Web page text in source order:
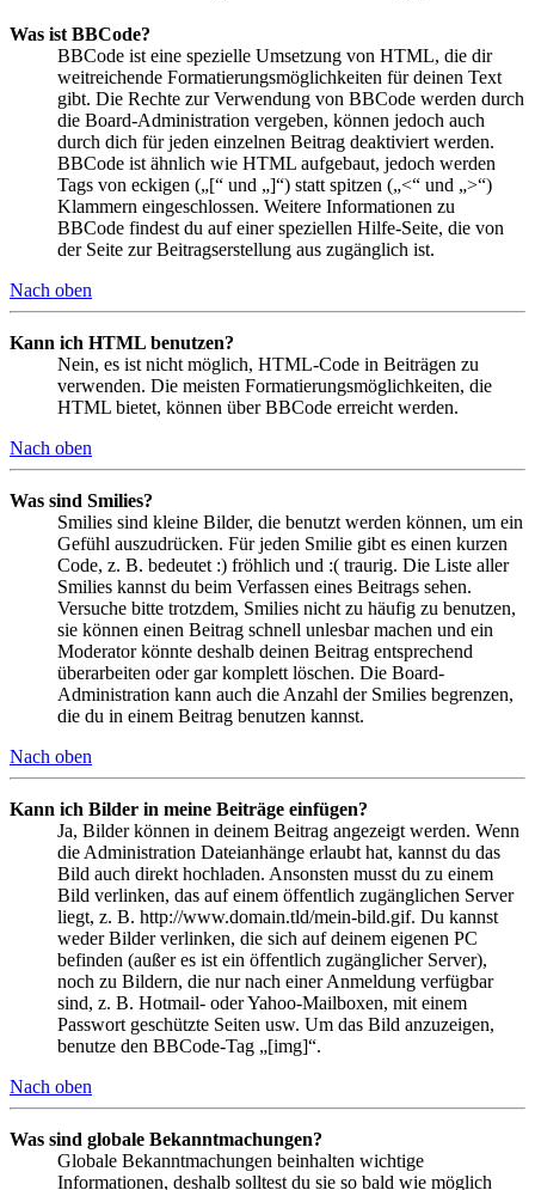
Was ist BBCode?
BBCode ist eine spezielle Umsetzung von HTML, die dir
weitreichende Formatierungsmöglichkeiten für deinen Text
gibt. Die Rechte zur Verwendung von BBCode werden durch
die Board-Administration vergeben, können jedoch auch
durch dich für jeden einzelnen Beitrag deaktiviert werden.
BBCode ist ähnlich wie HTML aufgebaut, jedoch werden
Tags von eckigen („[“ und „]“) statt spitzen („<“ und „>“)
Klammern eingeschlossen. Weitere Informationen zu
BBCode findest du auf einer speziellen Hilfe-Seite, die von
der Seite zur Beitragserstellung aus zugänglich ist.
Nach oben
Kann ich HTML benutzen?
Nein, es ist nicht möglich, HTML-Code in Beiträgen zu
verwenden. Die meisten Formatierungsmöglichkeiten, die
HTML bietet, können über BBCode erreicht werden.
Nach oben
Was sind Smilies?
Smilies sind kleine Bilder, die benutzt werden können, um ein
Gefühl auszudrücken. Für jeden Smilie gibt es einen kurzen
Code, z. B. bedeutet :) fröhlich und :( traurig. Die Liste aller
Smilies kannst du beim Verfassen eines Beitrags sehen.
Versuche bitte trotzdem, Smilies nicht zu häufig zu benutzen,
sie können einen Beitrag schnell unlesbar machen und ein
Moderator könnte deshalb deinen Beitrag entsprechend
überarbeiten oder gar komplett löschen. Die Board-
Administration kann auch die Anzahl der Smilies begrenzen,
die du in einem Beitrag benutzen kannst.
Nach oben
Kann ich Bilder in meine Beiträge einfügen?
Ja, Bilder können in deinem Beitrag angezeigt werden. Wenn
die Administration Dateianhänge erlaubt hat, kannst du das
Bild auch direkt hochladen. Ansonsten musst du zu einem
Bild verlinken, das auf einem öffentlich zugänglichen Server
liegt, z. B. http://www.domain.tld/mein-bild.gif. Du kannst
weder Bilder verlinken, die sich auf deinem eigenen PC
befinden (außer es ist ein öffentlich zugänglicher Server),
noch zu Bildern, die nur nach einer Anmeldung verfügbar
sind, z. B. Hotmail- oder Yahoo-Mailboxen, mit einem
Passwort geschützte Seiten usw. Um das Bild anzuzeigen,
benutze den BBCode-Tag „[img]“.
Nach oben
Was sind globale Bekanntmachungen?
Globale Bekanntmachungen beinhalten wichtige
Informationen, deshalb solltest du sie so bald wie möglich